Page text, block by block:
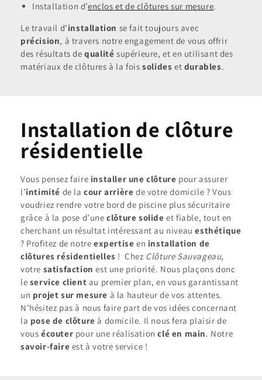
Installation d’enclos et de clôtures sur mesure.
Le travail d'installation se fait toujours avec
précision, à travers notre engagement de vous offrir
des résultats dequalitésupérieure, et en utilisant des
matériaux de clôtures à la foissolideset durables.
Installation de clôture
résidentielle
Vous pensez faire installer une clôture pour assurer
l’intimité de lacour arrièrede votre domicile ? Vous
voudriez rendre votre bord de piscine plus sécuritaire
grâce à la pose d’uneclôture solide et fiable, tout en
cherchant un résultat intéressant au niveauesthétique
? Profitez de notre expertise en installation de
clôtures résidentielles ! Chez Clôture Sauvageau,
votre satisfaction est une priorité. Nous plaçons donc
le service client au premier plan, en vous garantissant
un projet sur mesure à la hauteur de vos attentes.
N’hésitez pas à nous faire part de vos idées concernant
la pose de clôture à domicile. Il nous fera plaisir de
vous écouter pour une réalisationclé en main. Notre
savoir-faire est à votre service !